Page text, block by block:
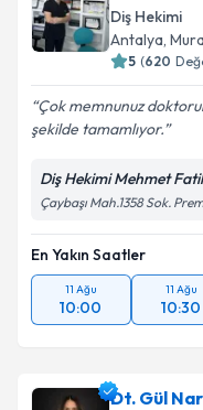
Diş Hekimi
Antalya,
5 (620
Çok memnunuz
şekilde tamamlıyor.
Diş Hekimi Mehmet
Çaybaşı Mah.1358 Sok.
En Yakın Saatler
11 Ağu
10:00
11 Ağu
10:30
Dt. Gül